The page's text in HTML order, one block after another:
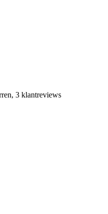
3 klantreviews